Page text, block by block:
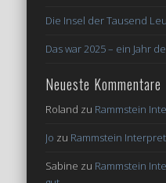
Die Insel der Tausend
Das war 2025 – ein Jahr
Neueste Kommentare
Roland zu Rammstein
Jo zu Rammstein
Sabine zu Rammstein